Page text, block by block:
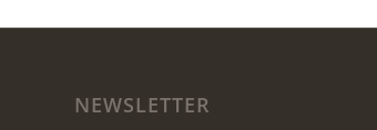
NEWSLETTER